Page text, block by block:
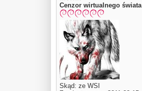
Cenzor wirtualnego świata
Skąd: ze WSI